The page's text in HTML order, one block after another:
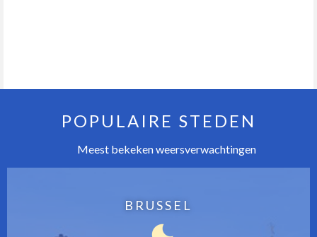
POPULAIRE STEDEN
Meest bekeken weersverwachtingen
BRUSSEL